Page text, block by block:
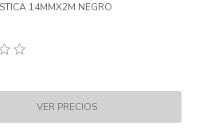
14MMX2M NEGRO